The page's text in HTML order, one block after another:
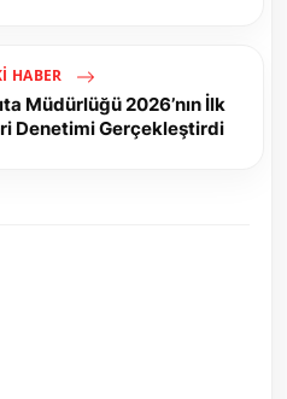
HABER
Müdürlüğü 2026’nın İlk
Denetimi Gerçekleştirdi